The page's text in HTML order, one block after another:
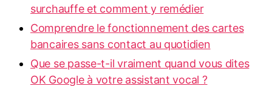
surchauffe et comment y remédier
Comprendre le fonctionnement des cartes
bancaires sans contact au quotidien
Que se passe-t-il vraiment quand vous dites
OK Google à votre assistant vocal ?